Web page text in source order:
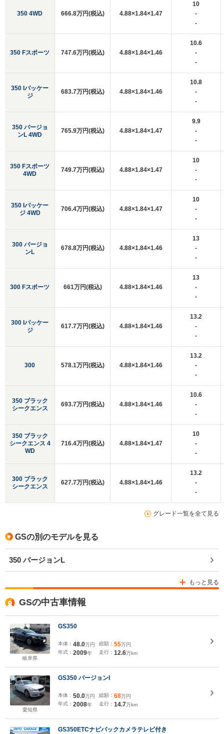
350 4WD
350 Fスポーツ
350 Iパッケー
ジ
350 バージョ
ンL 4WD
350 Fスポーツ
4WD
350 Iパッケー
ジ 4WD
300 バージョ
ンL
300 Fスポーツ
300 Iパッケー
ジ
300
350 ブラック
シークエンス
350 ブラック
シークエンス 4
WD
300 ブラック
シークエンス
666.8万円(税込) 4.88×1.84×1.47
10
-
-
747.6万円(税込) 4.88×1.84×1.46
10.6
-
-
683.7万円(税込) 4.88×1.84×1.46
10.8
-
-
765.9万円(税込) 4.88×1.84×1.47
9.9
-
-
749.7万円(税込) 4.88×1.84×1.47
10
-
-
706.4万円(税込) 4.88×1.84×1.47
10
-
-
678.8万円(税込) 4.88×1.84×1.46
13
-
-
661万円(税込) 4.88×1.84×1.46
13
-
-
617.7万円(税込) 4.88×1.84×1.46
13.2
-
-
578.1万円(税込) 4.88×1.84×1.46
13.2
-
-
693.7万円(税込) 4.88×1.84×1.46
10.6
-
-
716.4万円(税込) 4.88×1.84×1.47
10
-
-
627.7万円(税込) 4.88×1.84×1.46
13.2
-
-
グレード一覧を全て見る
GSの別のモデルを見る
350 バージョンL
もっと見る
GSの中古車情報
岐阜県
GS350
本体： 48.0万円
年式： 2009年
総額： 55万円
走行： 12.6万km
愛知県
GS350 バージョンI
本体： 50.0万円
年式： 2008年
総額： 68万円
走行： 14.7万km
GS350ETCナビバックカメラテレビ付き